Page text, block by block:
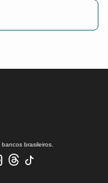
brasileiros.